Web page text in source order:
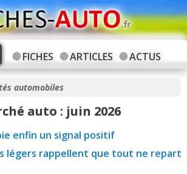
FICHES ARTICLES ACTUS
automobiles
auto : juin 2026
enfin un signal positif
légers rappellent que tout ne repart